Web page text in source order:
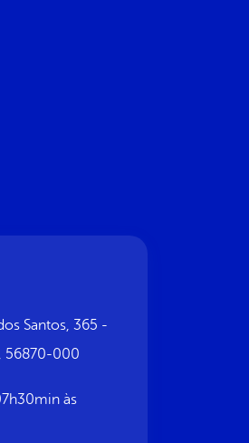
Santos, 365 -
56870-000
às